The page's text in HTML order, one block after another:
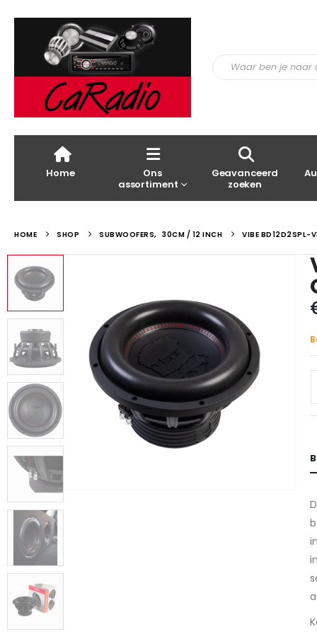
Home
Ons
assortiment
Geavanceerd
zoeken
HOME SHOP SUBWOOFERS, 30CM / 12 INCH VIBE BD12D2SPL-